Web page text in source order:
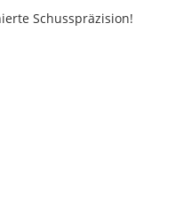
Schusspräzision!